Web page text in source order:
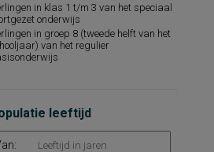
in klas 1 t/m 3 van het speciaal
onderwijs
in groep 8 (tweede helft van het
van het regulier
leeftijd